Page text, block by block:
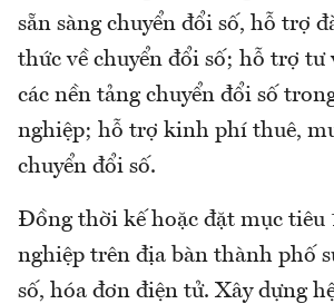
sẵn sàng chuyển đổi số, hỗ trợ
thức về chuyển đổi số; hỗ trợ tư
các nền tảng chuyển đổi số
nghiệp; hỗ trợ kinh phí thuê,
chuyển đổi số.
Đồng thời kế hoặc đặt mục tiêu
nghiệp trên địa bàn thành phố
số, hóa đơn điện tử. Xây dựng